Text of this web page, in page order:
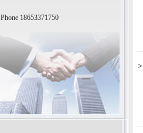
Phone 18653371750
>